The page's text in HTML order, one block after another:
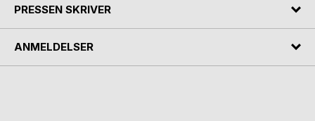
PRESSEN SKRIVER
ANMELDELSER